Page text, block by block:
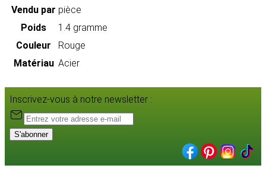
Vendu par pièce
Poids
1.4 gramme
Couleur
Rouge
Matériau Acier
Inscrivez-vous à notre newsletter :
S'abonner